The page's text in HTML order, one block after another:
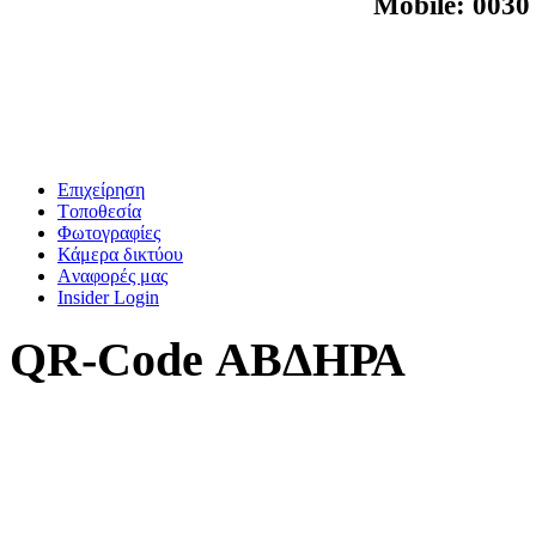
Επιχείρηση
Tοποθεσία
Φωτογραφίες
Κάμερα δικτύου
Aναφορές μας
Insider Login
QR-Code ΑΒΔΗΡΑ